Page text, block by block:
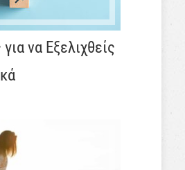
να Εξελιχθείς